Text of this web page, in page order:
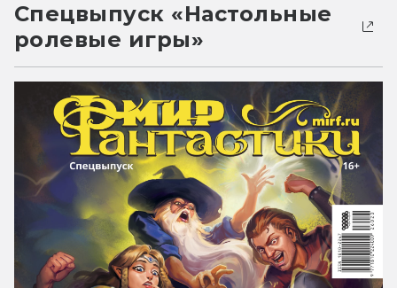
Спецвыпуск «Настольные
ролевые игры»